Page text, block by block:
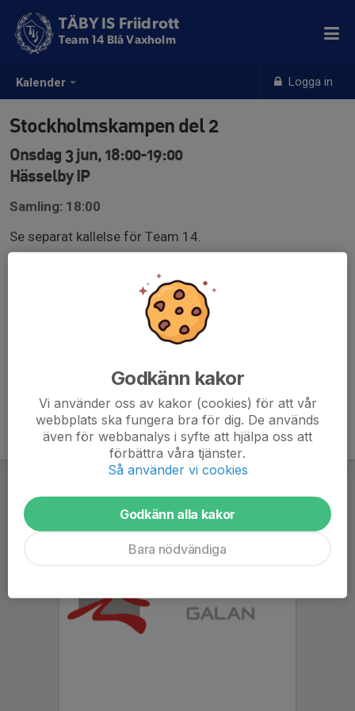
Kalender Logga in
TÄBY IS Friidrott
Team 14 Blå Vaxholm
Stockholmskampen del 2
Onsdag 3 jun, 18:00-19:00
Hässelby IP
Samling: 18:00
Se separat kallelse för Team 14.
FP12: 800m hinder, stav(F)/tresteg(P), spjut, 5x60m
Godkänn kakor
Vi använder oss av kakor (cookies) för att vår
webbplats ska fungera bra för dig. De används
även för webbanalys i syfte att hjälpa oss att
förbättra våra tjänster.
Så använder vi cookies
Godkänn alla kakor
Bara nödvändiga